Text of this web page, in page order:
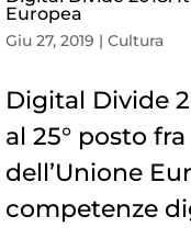
Europea
Giu 27, 2019 | Cultura
Digital Divide
al 25° posto
dell’Unione
competenze